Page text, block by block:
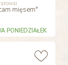
mięsem"
PONIEDZIAŁEK